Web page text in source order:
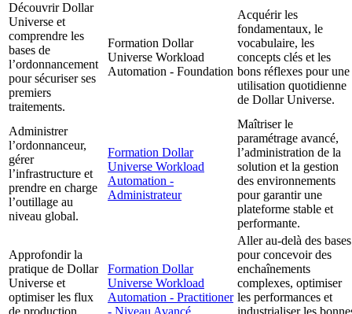
Découvrir Dollar
Universe et
comprendre les
bases de
l’ordonnancement
pour sécuriser ses
premiers
traitements.
Formation Dollar
Universe Workload
Automation - Foundation
Acquérir les
fondamentaux, le
vocabulaire, les
concepts clés et les
bons réflexes pour une
utilisation quotidienne
de Dollar Universe.
Administrer
l’ordonnanceur,
gérer
l’infrastructure et
prendre en charge
l’outillage au
niveau global.
Formation Dollar
Universe Workload
Automation -
Administrateur
Maîtriser le
paramétrage avancé,
l’administration de la
solution et la gestion
des environnements
pour garantir une
plateforme stable et
performante.
Approfondir la
pratique de Dollar
Universe et
optimiser les flux
Formation Dollar
Universe Workload
Automation - Practitioner
Aller au-delà des bases
pour concevoir des
enchaînements
complexes, optimiser
les performances et